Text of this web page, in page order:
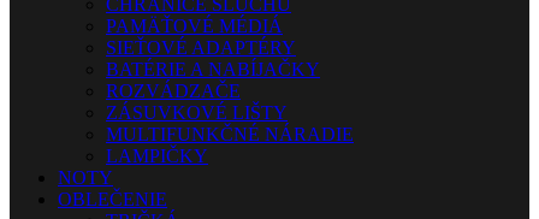
CHRÁNIČE SLUCHU
PAMÄŤOVÉ MÉDIÁ
SIEŤOVÉ ADAPTÉRY
BATÉRIE A NABÍJAČKY
ROZVÁDZAČE
ZÁSUVKOVÉ LIŠTY
MULTIFUNKČNÉ NÁRADIE
LAMPIČKY
NOTY
OBLEČENIE